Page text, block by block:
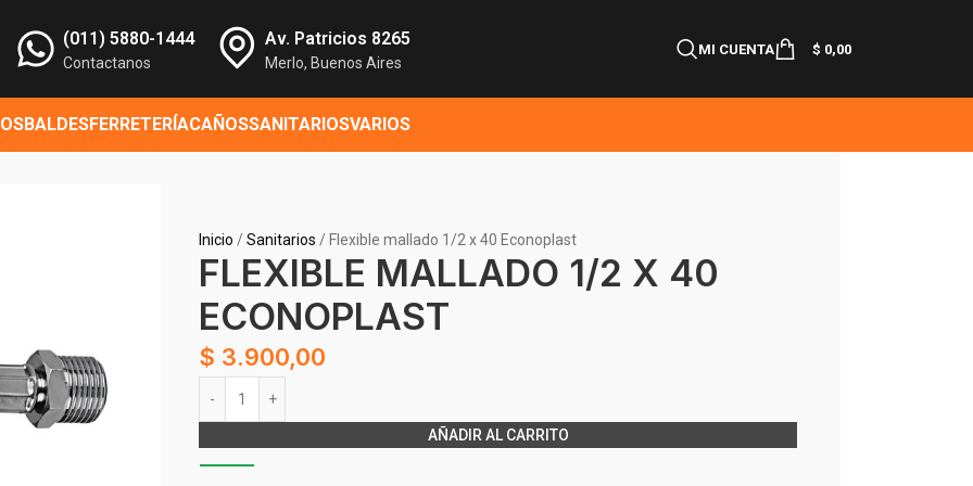
(011) 5880-1444
Contactanos
Av. Patricios 8265
Merlo, Buenos Aires
MI CUENTA $ 0,00
BALDESFERRETERÍACAÑOSSANITARIOSVARIOS
Inicio Sanitarios Flexible mallado 1/2 x 40 Econoplast
FLEXIBLE MALLADO 1/2 X 40
ECONOPLAST
$ 3.900,00
AÑADIR AL CARRITO